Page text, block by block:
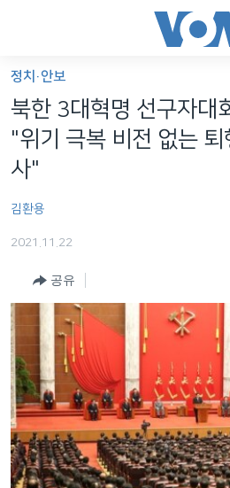
가
능
링
크
인
로
이
동
메
인
네
비
게
이
세계
VOD
FOLLOW US
언어 선택
정치·안보
북한 3대혁명 선구자
"위기 극복 비전 없는
사"
김환용
2021.11.22
공유